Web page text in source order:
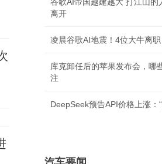
离开
凌晨谷歌AI地震！4位大牛离
库克卸任后的苹果发布会，哪
注
DeepSeek预告API价格上涨：